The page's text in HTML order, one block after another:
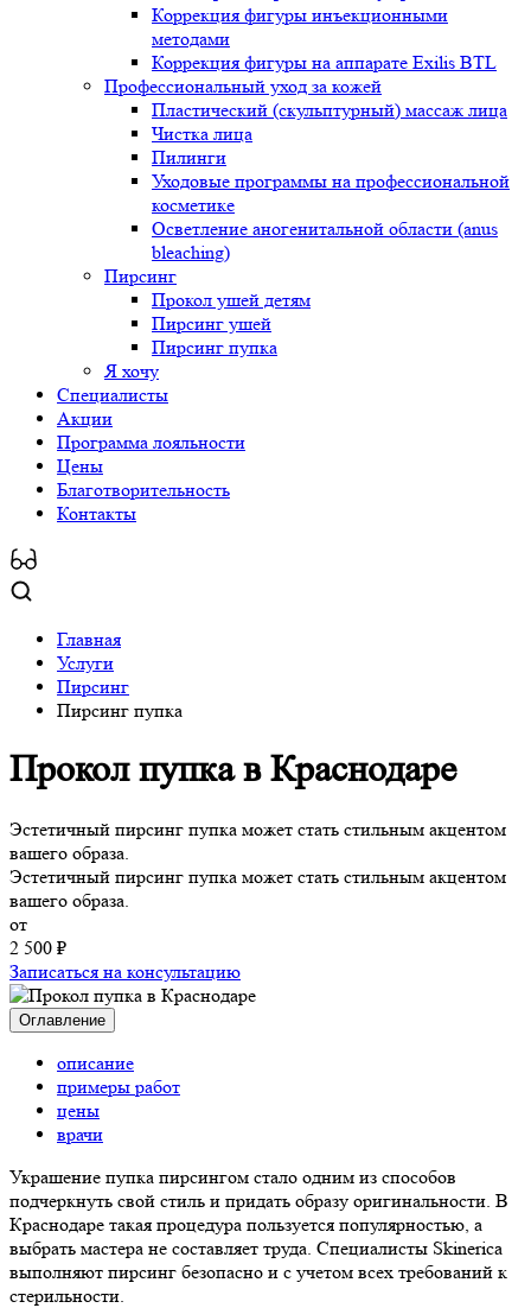
Коррекция фигуры инъекционными
методами
Коррекция фигуры на аппарате Exilis BTL
Профессиональный уход за кожей
Пластический (скульптурный) массаж лица
Чистка лица
Пилинги
Уходовые программы на профессиональной
косметике
Осветление аногенитальной области (anus
bleaching)
Пирсинг
Прокол ушей детям
Пирсинг ушей
Пирсинг пупка
Я хочу
Специалисты
Акции
Программа лояльности
Цены
Благотворительность
Контакты
Главная
Услуги
Пирсинг
Пирсинг пупка
Прокол пупкав Краснодаре
Эстетичный пирсинг пупка может стать стильным акцентом
вашего образа.
Эстетичный пирсинг пупка может стать стильным акцентом
вашего образа.
от
2 500 ₽
Записаться на консультацию
Оглавление
описание
примеры работ
цены
врачи
Украшение пупка пирсингом стало одним из способов
подчеркнуть свой стиль и придать образу оригинальности. В
Краснодаре такая процедура пользуется популярностью, а
выбрать мастера не составляет труда. Специалисты Skinerica
выполняют пирсинг безопасно и с учетом всех требований к
стерильности.